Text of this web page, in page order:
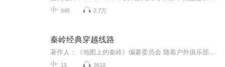
845 2.7万
秦岭经典穿越线路
15 3610